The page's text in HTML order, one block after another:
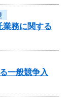
業務に関する
一般競争入